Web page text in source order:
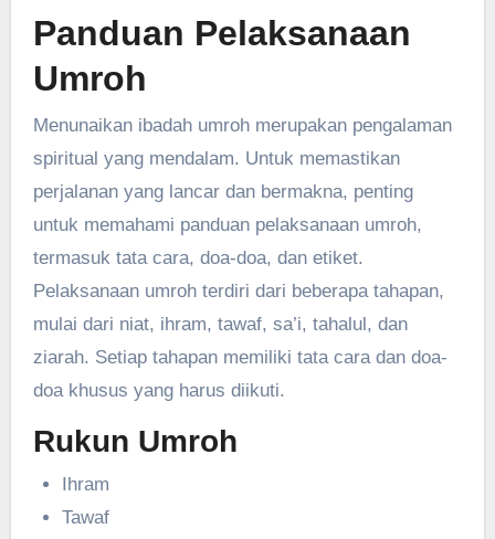
Panduan Pelaksanaan
Umroh
Menunaikan ibadah umroh merupakan pengalaman
spiritual yang mendalam. Untuk memastikan
perjalanan yang lancar dan bermakna, penting
untuk memahami panduan pelaksanaan umroh,
termasuk tata cara, doa-doa, dan etiket.
Pelaksanaan umroh terdiri dari beberapa tahapan,
mulai dari niat, ihram, tawaf, sa’i, tahalul, dan
ziarah. Setiap tahapan memiliki tata cara dan doa-
doa khusus yang harus diikuti.
Rukun Umroh
Ihram
Tawaf